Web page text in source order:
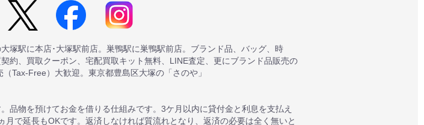
塚駅に本店･大塚駅前店。巣鴨駅に巣鴨駅前店。ブランド品、バッグ、時
約、買取クーポン、宅配買取キット無料、LINE査定、更にブランド品販売の
Tax-Free）大歓迎。東京都豊島区大塚の「さのや」
品物を預けてお金を借りる仕組みです。3ケ月以内に貸付金と利息を支払え
で延長もOKです。返済しなければ質流れとなり、返済の必要は全く無いと